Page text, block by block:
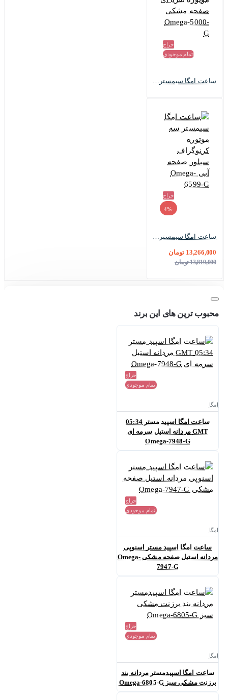
حراج
اتمام موجودی
ساعت امگا سیمستر مردانه سه موتوره نقره ای صفحه مشکی Omega-5000-G
حراج
-4%
ساعت امگا سیمستر سه موتوره کرنوگراف سیلور صفحه آبی Omega-6599-G
13,266,000 تومان
13,819,000 تومان
محبوب ترین های این برند
حراج
اتمام موجودی
امگا
ساعت امگا اسپید مستر 05:34
GMT مردانه استیل سرمه ای
Omega-7948-G
حراج
اتمام موجودی
امگا
ساعت امگا اسپید مستر اسنوپی
مردانه استیل صفحه مشکی Omega-
7947-G
حراج
اتمام موجودی
امگا
ساعت امگا اسپیدمستر مردانه بند
برزنت مشکی سبز Omega-6805-G